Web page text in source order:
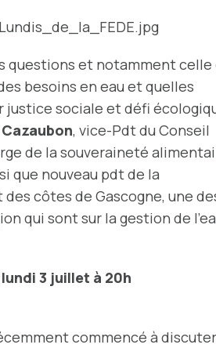
questions et notamment celle
besoins en eau et quelles
justice sociale et défi
, vice-Pdt du Conseil
de la souveraineté
que nouveau pdt de la
côtes de Gascogne, une
qui sont sur la gestion de
3 juillet à 20h
commencé à